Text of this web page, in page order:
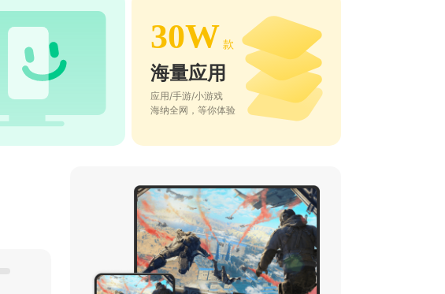
30W 款
海量应用
应用/手游/小游戏
海纳全网，等你体验